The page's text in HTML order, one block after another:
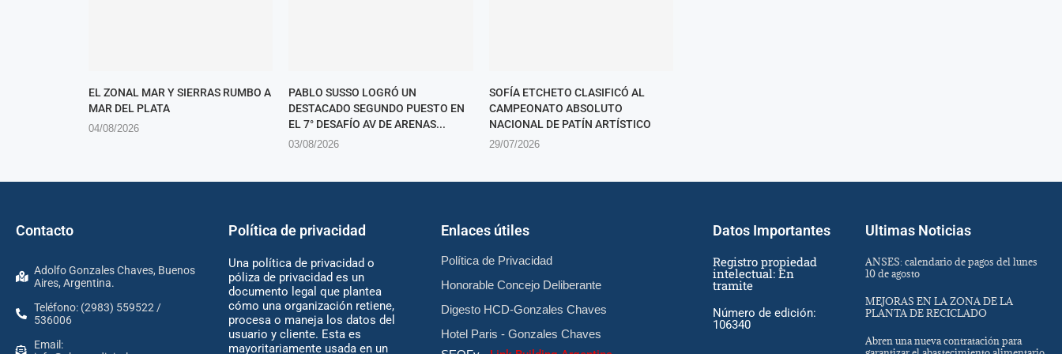
EL ZONAL MAR Y SIERRAS RUMBO A
MAR DEL PLATA
04/08/2026
PABLO SUSSO LOGRÓ UN
DESTACADO SEGUNDO PUESTO EN
EL 7° DESAFÍO AV DE ARENAS...
03/08/2026
SOFÍA ETCHETO CLASIFICÓ AL
CAMPEONATO ABSOLUTO
NACIONAL DE PATÍN ARTÍSTICO
29/07/2026
Contacto
Adolfo Gonzales Chaves, Buenos
Aires, Argentina.
Teléfono: (2983) 559522 /
536006
Email:
Política de privacidad
Una política de privacidad o
póliza de privacidad es un
documento legal que plantea
cómo una organización retiene,
procesa o maneja los datos del
usuario y cliente. Esta es
mayoritariamente usada en un
Enlaces útiles
Política de Privacidad
Honorable Concejo Deliberante
Digesto HCD-Gonzales Chaves
Hotel Paris - Gonzales Chaves
Datos Importantes
Registro propiedad
intelectual: En
tramite
Número de edición:
106340
Ultimas Noticias
ANSES: calendario de pagos del lunes
10 de agosto
MEJORAS EN LA ZONA DE LA
PLANTA DE RECICLADO
Abren una nueva contratación para